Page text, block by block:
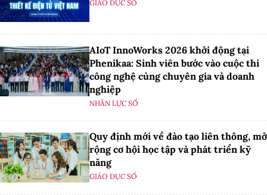
GIÁO DỤC SỐ
AIoT InnoWorks 2026 khởi động tại
Phenikaa: Sinh viên bước vào cuộc thi
công nghệ cùng chuyên gia và doanh
nghiệp
NHÂN LỰC SỐ
Quy định mới về đào tạo liên thông, mở
rộng cơ hội học tập và phát triển kỹ
năng
GIÁO DỤC SỐ